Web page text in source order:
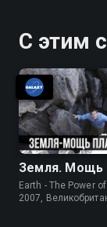
С этим
Земля. Мощь
Earth - The Power
2007,